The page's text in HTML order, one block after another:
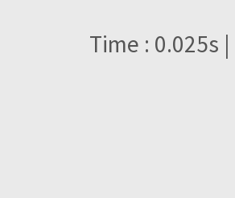
Time : 0.025s